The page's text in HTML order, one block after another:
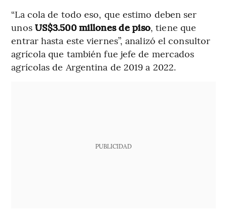
“La cola de todo eso, que estimo deben ser
unosUS$3.500 millones de piso, tiene que
entrar hasta este viernes”, analizó el consultor
agrícola que también fue jefe de mercados
agrícolas de Argentina de 2019 a 2022.
PUBLICIDAD